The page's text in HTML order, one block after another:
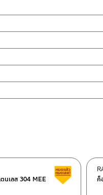
ผลิตจากสแตนเลส เกรด 304
ลส เกรด 304 ด้าน ช่วยกรอง
แกรงและลิ้นปิดของตะแกรงด้า
ม่ให้กลิ่นจากในท่อย้อนกลับขึ้นม
กลิ่นไม่พึงประสงค์ตามท่อน้ำได้
งัดหรือโยกสินค้าแรงๆ
ะเสียหายได้
นเลส 304 MEE
สินค้าลด
ก็